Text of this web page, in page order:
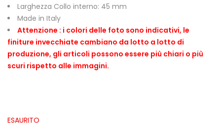
Larghezza Collo interno: 45 mm
Made in Italy
Attenzione : i colori delle foto sono indicativi, le
finiture invecchiate cambiano da lotto a lotto di
produzione, gli articoli possono essere più chiari o più
scuri rispetto alle immagini.
ESAURITO